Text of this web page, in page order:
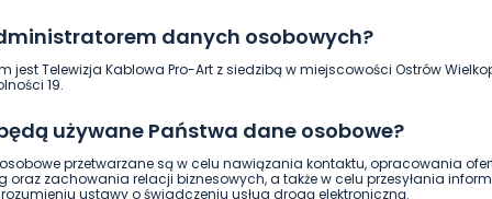
danych osobowych?
jest Telewizja Kablowa Pro-Art z siedzibą w miejscowości Ostrów
19.
używane Państwa dane osobowe?
przetwarzane są w celu nawiązania kontaktu, opracowania
oraz zachowania relacji biznesowych, a także w celu przesyłania
ustawy o świadczeniu usług drogą elektroniczną.
okoliczności i utrzymującej się
jest na realizację różnych
się w 2021 roku na realizacji